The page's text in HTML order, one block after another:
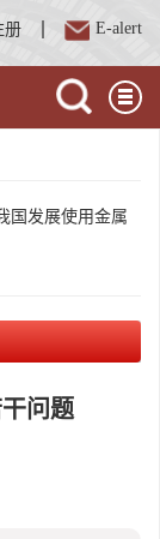
册 E-alert
国发展使用金属
问题